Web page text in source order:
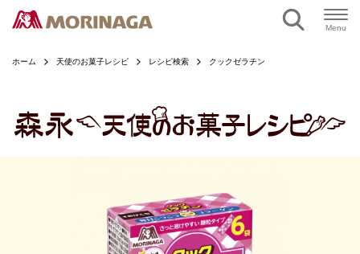
Menu
ホーム 天使のお菓子レシピ レシピ検索 クックゼラチン